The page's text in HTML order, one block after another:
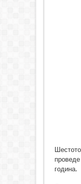
година.